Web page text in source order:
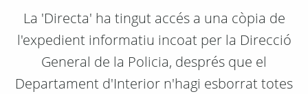
La 'Directa' ha tingut accés a una còpia de
l'expedient informatiu incoat per la Direcció
General de la Policia, després que el
Departament d'Interior n'hagi esborrat totes